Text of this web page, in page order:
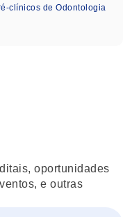
clínicos de Odontologia
oportunidades
e outras